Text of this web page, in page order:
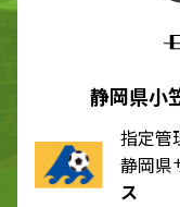
静岡県小
指定管
静岡県
ス